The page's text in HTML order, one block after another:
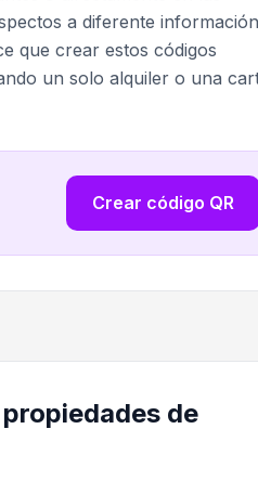
a diferente información
que crear estos códigos
un solo alquiler o una
Crear código QR
de